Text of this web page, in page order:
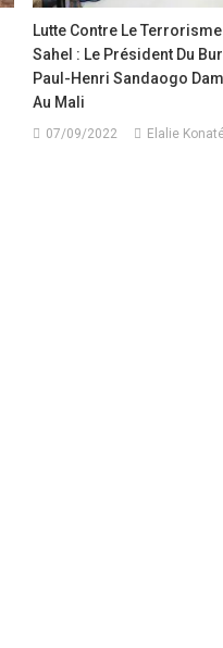
Lutte Contre Le Terrorisme
Sahel : Le Président Du
Paul-Henri Sandaogo
Au Mali
07/09/2022 Elalie